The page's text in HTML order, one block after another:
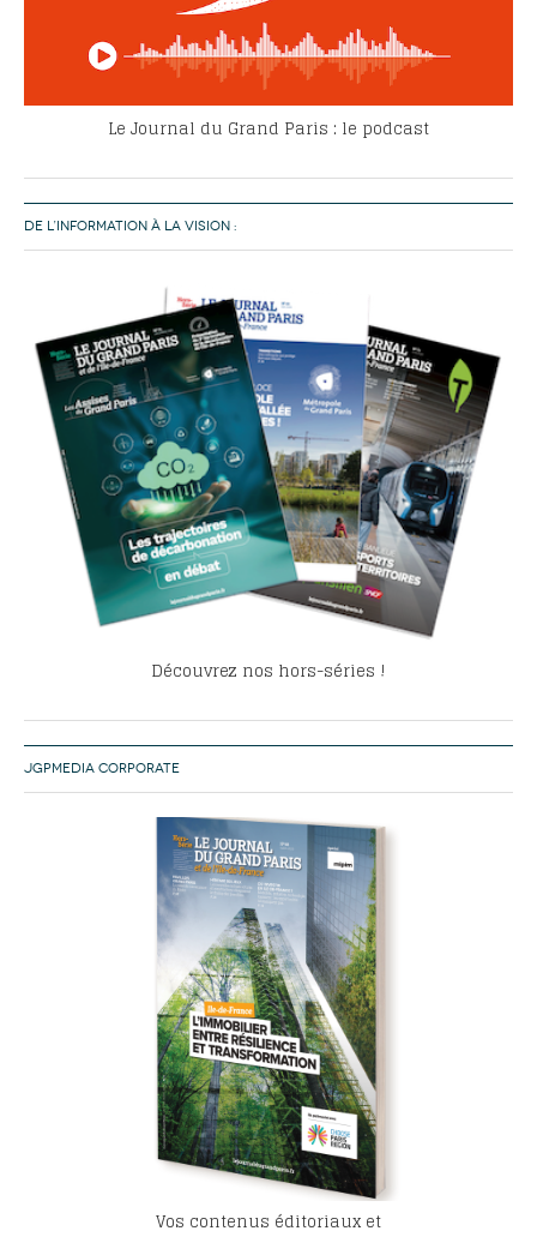
Le Journal du Grand Paris : le podcast
DE L’INFORMATION À LA VISION :
Découvrez nos hors-séries !
JGPMEDIA CORPORATE
Vos contenus éditoriaux et